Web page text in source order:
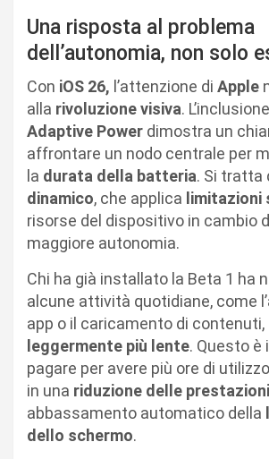
Una risposta al problema
dell’autonomia, non solo
Con iOS 26, l’attenzione di Apple
alla rivoluzione visiva.
Adaptive Power dimostra un
affrontare un nodo centrale per
la durata della batteria. Si tratta
dinamico, che applica limitazioni
risorse del dispositivo in cambio
maggiore autonomia.
Chi ha già installato la Beta 1 ha
alcune attività quotidiane, come
app o il caricamento di
leggermente più lente. Questo è
pagare per avere più ore di
in una riduzione delle prestazioni
abbassamento automatico della
dello schermo.